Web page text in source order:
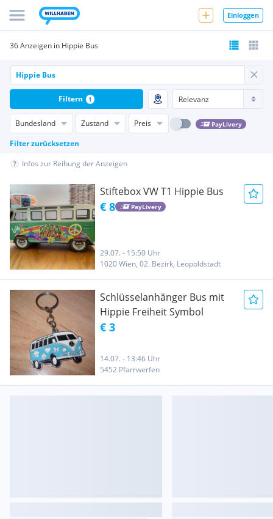
Einloggen
36 Anzeigen in Hippie Bus
Bundesland Zustand Preis PayLivery
Filter zurücksetzen
Filtern 1
Infos zur Reihung der Anzeigen
Stiftebox VW T1 Hippie Bus
€ 8 PayLivery
29.07. - 15:50 Uhr
1020 Wien, 02. Bezirk, Leopoldstadt
Schlüsselanhänger Bus mit
Hippie Freiheit Symbol
€ 3
14.07. - 13:46 Uhr
5452 Pfarrwerfen